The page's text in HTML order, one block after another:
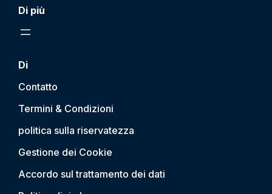
Di più
Di
Contatto
Termini & Condizioni
politica sulla riservatezza
Gestione dei Cookie
Accordo sul trattamento dei dati